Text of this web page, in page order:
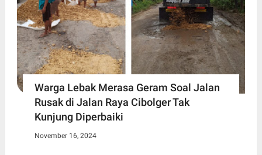
Warga Lebak Merasa Geram Soal Jalan
Rusak di Jalan Raya Cibolger Tak
Kunjung Diperbaiki
November 16, 2024